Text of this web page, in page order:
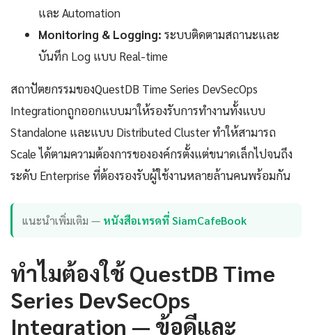
และ Automation
Monitoring & Logging: ระบบติดตามสถานะและ
บันทึก Log แบบ Real-time
สถาปัตยกรรมของQuestDB Time Series DevSecOps
Integrationถูกออกแบบมาให้รองรับการทำงานทั้งแบบ
Standalone และแบบ Distributed Cluster ทำให้สามารถ
Scale ได้ตามความต้องการขององค์กรตั้งแต่ขนาดเล็กไปจนถึง
ระดับ Enterprise ที่ต้องรองรับผู้ใช้งานหลายล้านคนพร้อมกัน
แนะนำเพิ่มเติม — หนังสือเทรดที่ SiamCafeBook
ทำไมต้องใช้ QuestDB Time
Series DevSecOps
Integration — ข้อดีและ